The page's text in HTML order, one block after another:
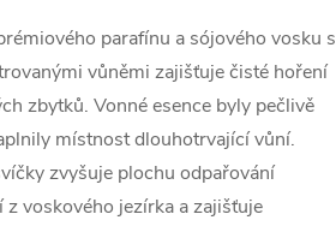
parafínu a sójového vosku s
vůněmi zajišťuje čisté hoření
zbytků. Vonné esence byly pečlivě
místnost dlouhotrvající vůní.
zvyšuje plochu odpařování
z voskového jezírka a zajišťuje